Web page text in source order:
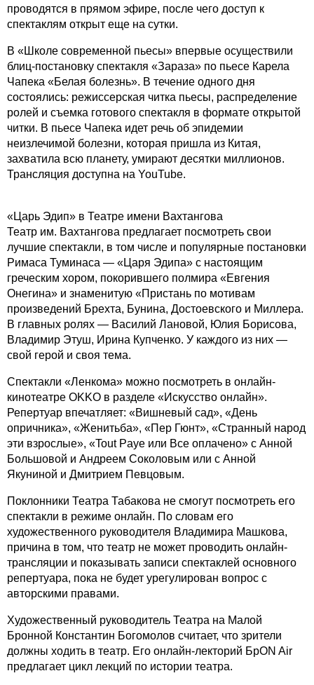
проводятся в прямом эфире, после чего доступ к
спектаклям открыт еще на сутки.
В «Школе современной пьесы» впервые осуществили
блиц-постановку спектакля «Зараза» по пьесе Карела
Чапека «Белая болезнь». В течение одного дня
состоялись: режиссерская читка пьесы, распределение
ролей и съемка готового спектакля в формате открытой
читки. В пьесе Чапека идет речь об эпидемии
неизлечимой болезни, которая пришла из Китая,
захватила всю планету, умирают десятки миллионов.
Трансляция доступна на YouTube.
«Царь Эдип» в Театре имени Вахтангова
Театр им. Вахтангова предлагает посмотреть свои
лучшие спектакли, в том числе и популярные постановки
Римаса Туминаса — «Царя Эдипа» с настоящим
греческим хором, покорившего полмира «Евгения
Онегина» и знаменитую «Пристань по мотивам
произведений Брехта, Бунина, Достоевского и Миллера.
В главных ролях — Василий Лановой, Юлия Борисова,
Владимир Этуш, Ирина Купченко. У каждого из них —
свой герой и своя тема.
Спектакли «Ленкома» можно посмотреть в онлайн-
кинотеатре OKKO в разделе «Искусство онлайн».
Репертуар впечатляет: «Вишневый сад», «День
опричника», «Женитьба», «Пер Гюнт», «Странный народ
эти взрослые», «Tout Paye или Всe оплачено» с Анной
Большовой и Андреем Соколовым или с Анной
Якуниной и Дмитрием Певцовым.
Поклонники Театра Табакова не смогут посмотреть его
спектакли в режиме онлайн. По словам его
художественного руководителя Владимира Машкова,
причина в том, что театр не может проводить онлайн-
трансляции и показывать записи спектаклей основного
репертуара, пока не будет урегулирован вопрос с
авторскими правами.
Художественный руководитель Театра на Малой
Бронной Константин Богомолов считает, что зрители
должны ходить в театр. Его онлайн-лекторий БрON Air
предлагает цикл лекций по истории театра.